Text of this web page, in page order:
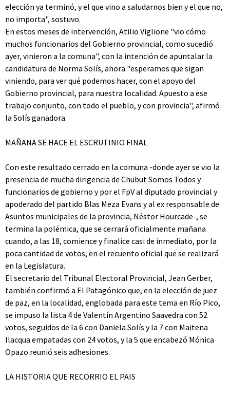
elección ya terminó, y el que vino a saludarnos bien y el que no,
no importa", sostuvo.
En estos meses de intervención, Atilio Viglione "vio cómo
muchos funcionarios del Gobierno provincial, como sucedió
ayer, vinieron a la comuna", con la intención de apuntalar la
candidatura de Norma Solís, ahora "esperamos que sigan
viniendo, para ver qué podemos hacer, con el apoyo del
Gobierno provincial, para nuestra localidad. Apuesto a ese
trabajo conjunto, con todo el pueblo, y con provincia", afirmó
la Solís ganadora.
MAÑANA SE HACE EL ESCRUTINIO FINAL
Con este resultado cerrado en la comuna -donde ayer se vio la
presencia de mucha dirigencia de Chubut Somos Todos y
funcionarios de gobierno y por el FpV al diputado provincial y
apoderado del partido Blas Meza Evans y al ex responsable de
Asuntos municipales de la provincia, Néstor Hourcade-, se
termina la polémica, que se cerrará oficialmente mañana
cuando, a las 18, comience y finalice casi de inmediato, por la
poca cantidad de votos, en el recuento oficial que se realizará
en la Legislatura.
El secretario del Tribunal Electoral Provincial, Jean Gerber,
también confirmó a El Patagónico que, en la elección de juez
de paz, en la localidad, englobada para este tema en Río Pico,
se impuso la lista 4 de Valentín Argentino Saavedra con 52
votos, seguidos de la 6 con Daniela Solís y la 7 con Maitena
Ilacqua empatadas con 24 votos, y la 5 que encabezó Mónica
Opazo reunió seis adhesiones.
LA HISTORIA QUE RECORRIO EL PAIS